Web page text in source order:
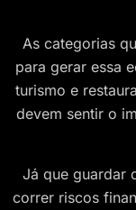
As categorias
para gerar essa
turismo e
devem sentir o
Já que guardar
correr riscos